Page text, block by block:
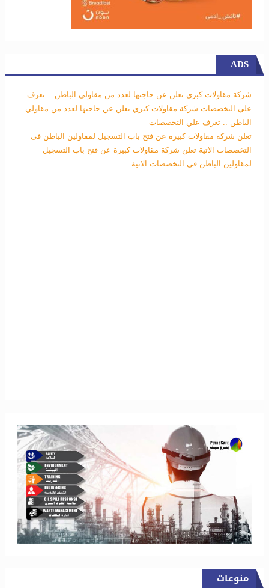
ADS
شركة مقاولات كبري تعلن عن حاجتها لعدد من مقاولي الباطن .. تعرف
علي التخصصات شركة مقاولات كبري تعلن عن حاجتها لعدد من مقاولي
الباطن .. تعرف علي التخصصات
تعلن شركة مقاولات كبيرة عن فتح باب التسجيل لمقاولين الباطن فى
التخصصات الاتية تعلن شركة مقاولات كبيرة عن فتح باب التسجيل
لمقاولين الباطن فى التخصصات الاتية
منوعات